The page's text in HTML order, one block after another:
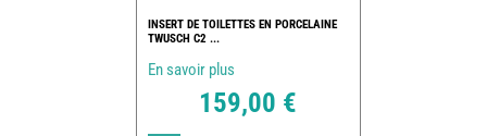
INSERT DE TOILETTES EN PORCELAINE
TWUSCH C2 ...
En savoir plus
159,00 €